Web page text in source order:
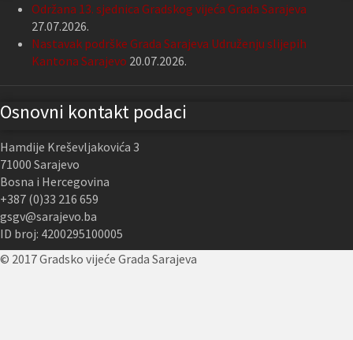
Održana 13. sjednica Gradskog vijeća Grada Sarajeva
27.07.2026.
Nastavak podrške Grada Sarajeva Udruženju slijepih
Kantona Sarajevo 20.07.2026.
Osnovni kontakt podaci
Hamdije Kreševljakovića 3
71000 Sarajevo
Bosna i Hercegovina
+387 (0)33 216 659
gsgv@sarajevo.ba
ID broj: 4200295100005
© 2017 Gradsko vijeće Grada Sarajeva